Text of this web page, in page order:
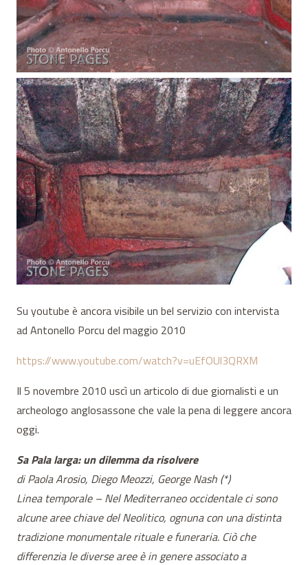
Su youtube è ancora visibile un bel servizio con intervista
ad Antonello Porcu del maggio 2010
https://www.youtube.com/watch?v=uEfOUl3QRXM
Il 5 novembre 2010 uscì un articolo di due giornalisti e un
archeologo anglosassone che vale la pena di leggere ancora
oggi.
Sa Pala larga: un dilemma da risolvere
di Paola Arosio, Diego Meozzi, George Nash (*)
Linea temporale – Nel Mediterraneo occidentale ci sono
alcune aree chiave del Neolitico, ognuna con una distinta
tradizione monumentale rituale e funeraria. Ciò che
differenzia le diverse aree è in genere associato a